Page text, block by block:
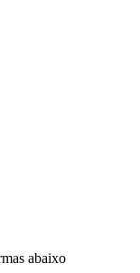
abaixo